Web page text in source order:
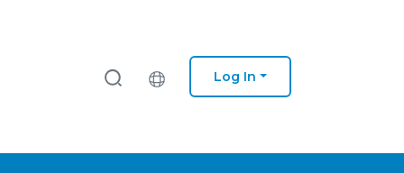
Log In